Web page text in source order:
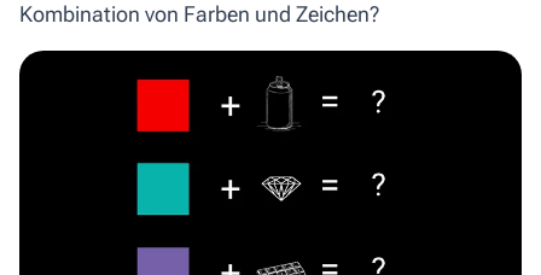
Kombination von Farben und Zeichen?